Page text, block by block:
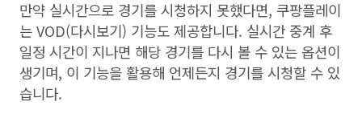
만약 실시간으로 경기를 시청하지 못했다면, 쿠팡플레이
는VOD(다시보기) 기능도 제공합니다. 실시간 중계 후
일정 시간이 지나면 해당 경기를 다시 볼 수 있는 옵션이
생기며, 이 기능을 활용해 언제든지 경기를 시청할 수 있
습니다.